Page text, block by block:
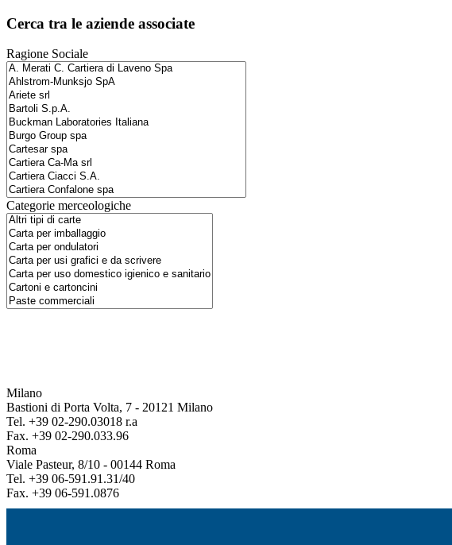
Cerca tra le aziende associate
Ragione Sociale
Categorie merceologiche
Milano
Bastioni di Porta Volta, 7 - 20121 Milano
Tel. +39 02-290.03018 r.a
Fax. +39 02-290.033.96
Roma
Viale Pasteur, 8/10 - 00144 Roma
Tel. +39 06-591.91.31/40
Fax. +39 06-591.0876